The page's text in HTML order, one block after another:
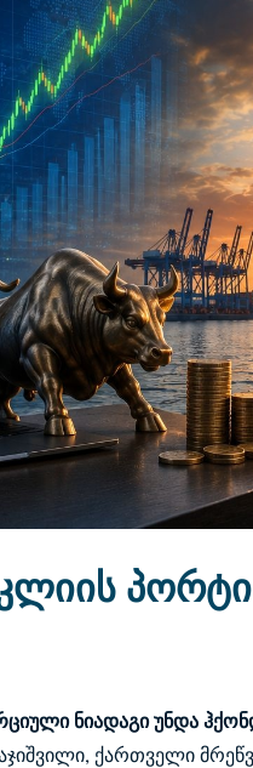
ნიადაგი უნდა
ქართველი